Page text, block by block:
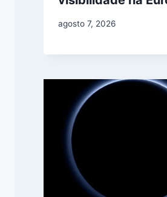
agosto 7, 2026